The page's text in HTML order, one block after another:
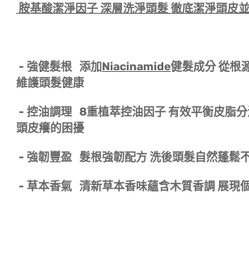
胺基酸潔淨因子深層洗淨頭髮徹底潔淨頭皮
- 強健髮根 添加Niacinamide健髮成分從根
維護頭髮健康
- 控油調理 8重植萃控油因子有效平衡皮脂
頭皮癢的困擾
- 強韌豐盈 髮根強韌配方洗後頭髮自然蓬鬆
- 草本香氣 清新草本香味蘊含木質香調 展現